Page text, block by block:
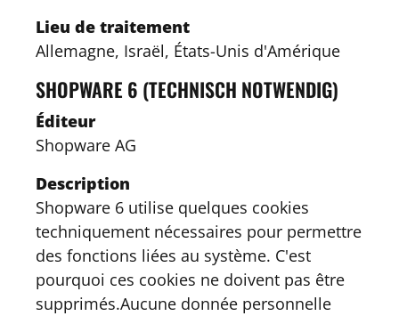
Lieu de traitement
Allemagne, Israël, États-Unis d'Amérique
SHOPWARE 6 (TECHNISCH NOTWENDIG)
Éditeur
Shopware AG
Description
Shopware 6 utilise quelques cookies
techniquement nécessaires pour permettre
des fonctions liées au système. C'est
pourquoi ces cookies ne doivent pas être
supprimés.Aucune donnée personnelle